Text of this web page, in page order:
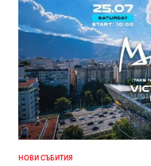
НОВИ СЪБИТИЯ